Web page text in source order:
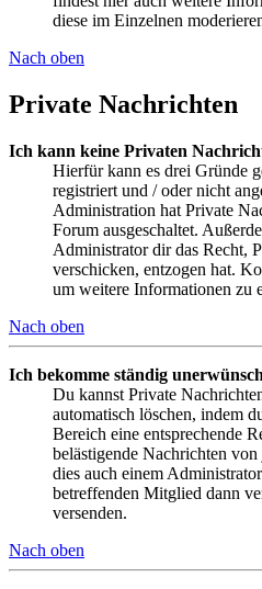
diese im Einzelnen
Nach oben
Private Nachrichten
Ich kann keine Privaten
Hierfür kann es drei Gründe
registriert und / oder nicht
Administration hat Private
Forum ausgeschaltet.
Administrator dir das Recht,
verschicken, entzogen hat.
um weitere Informationen zu
Nach oben
Ich bekomme ständig
Du kannst Private
automatisch löschen, indem
Bereich eine entsprechende
belästigende Nachrichten
dies auch einem
betreffenden Mitglied dann
versenden.
Nach oben